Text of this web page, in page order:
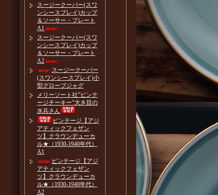
スージークーパー(スワ
ンシースプレイ)カップ
＆ソーサー・プレート
A1
スージークーパー(スワ
ンシースプレイ)カップ
＆ソーサー・プレート
A2
スージークーパー
(スワンシースプレイ)小
型グローブジャグ
メリーソート社”ビンテ
ージチーキー”大き目の
水兵さん
ビンテージ【アジ
アティックフェザン
ツ】クラウンデューカ
ル★（1930-1940年代）
A1
ビンテージ【アジ
アティックフェザン
ツ】クラウンデューカ
ル★（1930-1940年代）
A2